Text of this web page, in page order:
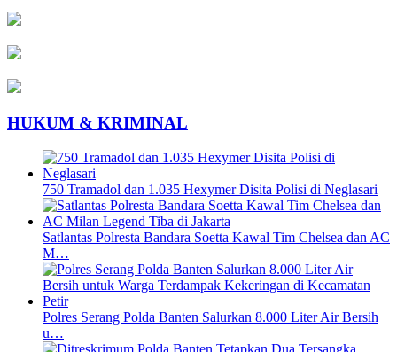
HUKUM & KRIMINAL
750 Tramadol dan 1.035 Hexymer Disita Polisi di Neglasari
Satlantas Polresta Bandara Soetta Kawal Tim Chelsea dan AC
M…
Polres Serang Polda Banten Salurkan 8.000 Liter Air Bersih
u…